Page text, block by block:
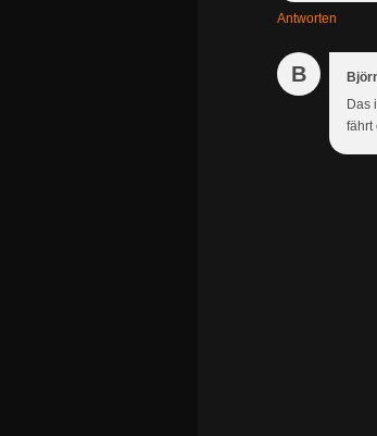
Antworten
B
Das
fährt